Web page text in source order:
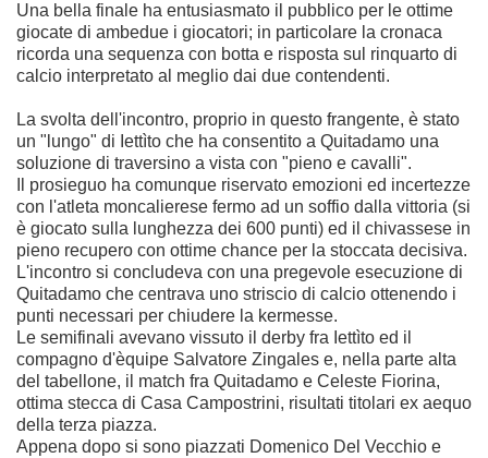
Una bella finale ha entusiasmato il pubblico per le ottime
giocate di ambedue i giocatori; in particolare la cronaca
ricorda una sequenza con botta e risposta sul rinquarto di
calcio interpretato al meglio dai due contendenti.
La svolta dell'incontro, proprio in questo frangente, è stato
un "lungo" di Iettìto che ha consentito a Quitadamo una
soluzione di traversino a vista con "pieno e cavalli".
Il prosieguo ha comunque riservato emozioni ed incertezze
con l'atleta moncalierese fermo ad un soffio dalla vittoria (si
è giocato sulla lunghezza dei 600 punti) ed il chivassese in
pieno recupero con ottime chance per la stoccata decisiva.
L'incontro si concludeva con una pregevole esecuzione di
Quitadamo che centrava uno striscio di calcio ottenendo i
punti necessari per chiudere la kermesse.
Le semifinali avevano vissuto il derby fra Iettìto ed il
compagno d'èquipe Salvatore Zingales e, nella parte alta
del tabellone, il match fra Quitadamo e Celeste Fiorina,
ottima stecca di Casa Campostrini, risultati titolari ex aequo
della terza piazza.
Appena dopo si sono piazzati Domenico Del Vecchio e